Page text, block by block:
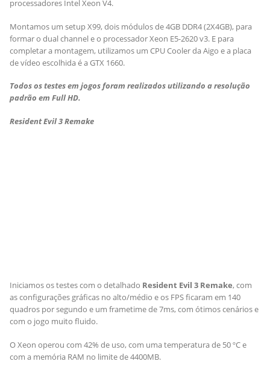
processadores Intel Xeon V4.
Montamos um setup X99, dois módulos de 4GB DDR4 (2X4GB), para
formar o dual channel e o processador Xeon E5-2620 v3. E para
completar a montagem, utilizamos um CPU Cooler da Aigo e a placa
de vídeo escolhida é a GTX 1660.
Todos os testes em jogos foram realizados utilizando a resolução
padrão em Full HD.
Resident Evil 3 Remake
Iniciamos os testes com o detalhado Resident Evil 3 Remake, com
as configurações gráficas no alto/médio e os FPS ficaram em 140
quadros por segundo e um frametime de 7ms, com ótimos cenários e
com o jogo muito fluido.
O Xeon operou com 42% de uso, com uma temperatura de 50 ºC e
com a memória RAM no limite de 4400MB.